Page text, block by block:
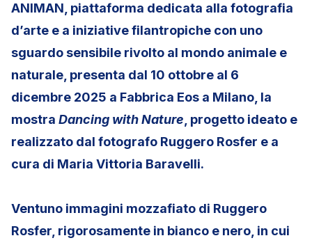
ANIMAN, piattaforma dedicata alla fotografia
d’arte e a iniziative filantropiche con uno
sguardo sensibile rivolto al mondo animale e
naturale, presenta dal 10 ottobre al 6
dicembre 2025 a Fabbrica Eos a Milano, la
mostra Dancing with Nature , progetto ideato e
realizzato dal fotografo Ruggero Rosfer e a
cura di Maria Vittoria Baravelli.
Ventuno immagini mozzafiato di Ruggero
Rosfer, rigorosamente in bianco e nero, in cui